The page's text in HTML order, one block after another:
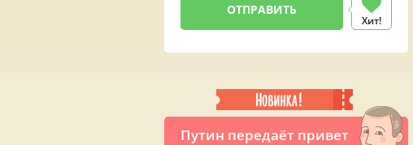
Хит!
Путин передаёт привет